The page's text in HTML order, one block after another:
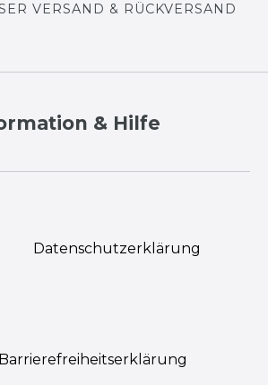
VERSAND & RÜCKVERSAND
& Hilfe
Daten­schutz­erklärung
Barrierefreiheitserklärung